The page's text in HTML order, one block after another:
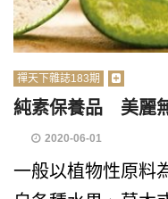
禪天下雜誌183期
純素保養品 美麗
2020-06-01
一般以植物性原料